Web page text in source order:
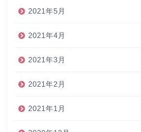
2021年5月
2021年4月
2021年3月
2021年2月
2021年1月